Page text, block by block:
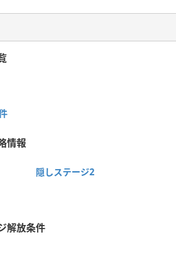
情報
隠しステージ2
解放条件